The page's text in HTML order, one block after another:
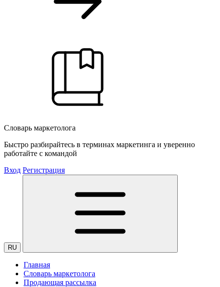
Словарь маркетолога
Быстро разбирайтесь в терминах маркетинга и уверенно
работайте с командой
Вход Регистрация
RU
Главная
Словарь маркетолога
Продающая рассылка